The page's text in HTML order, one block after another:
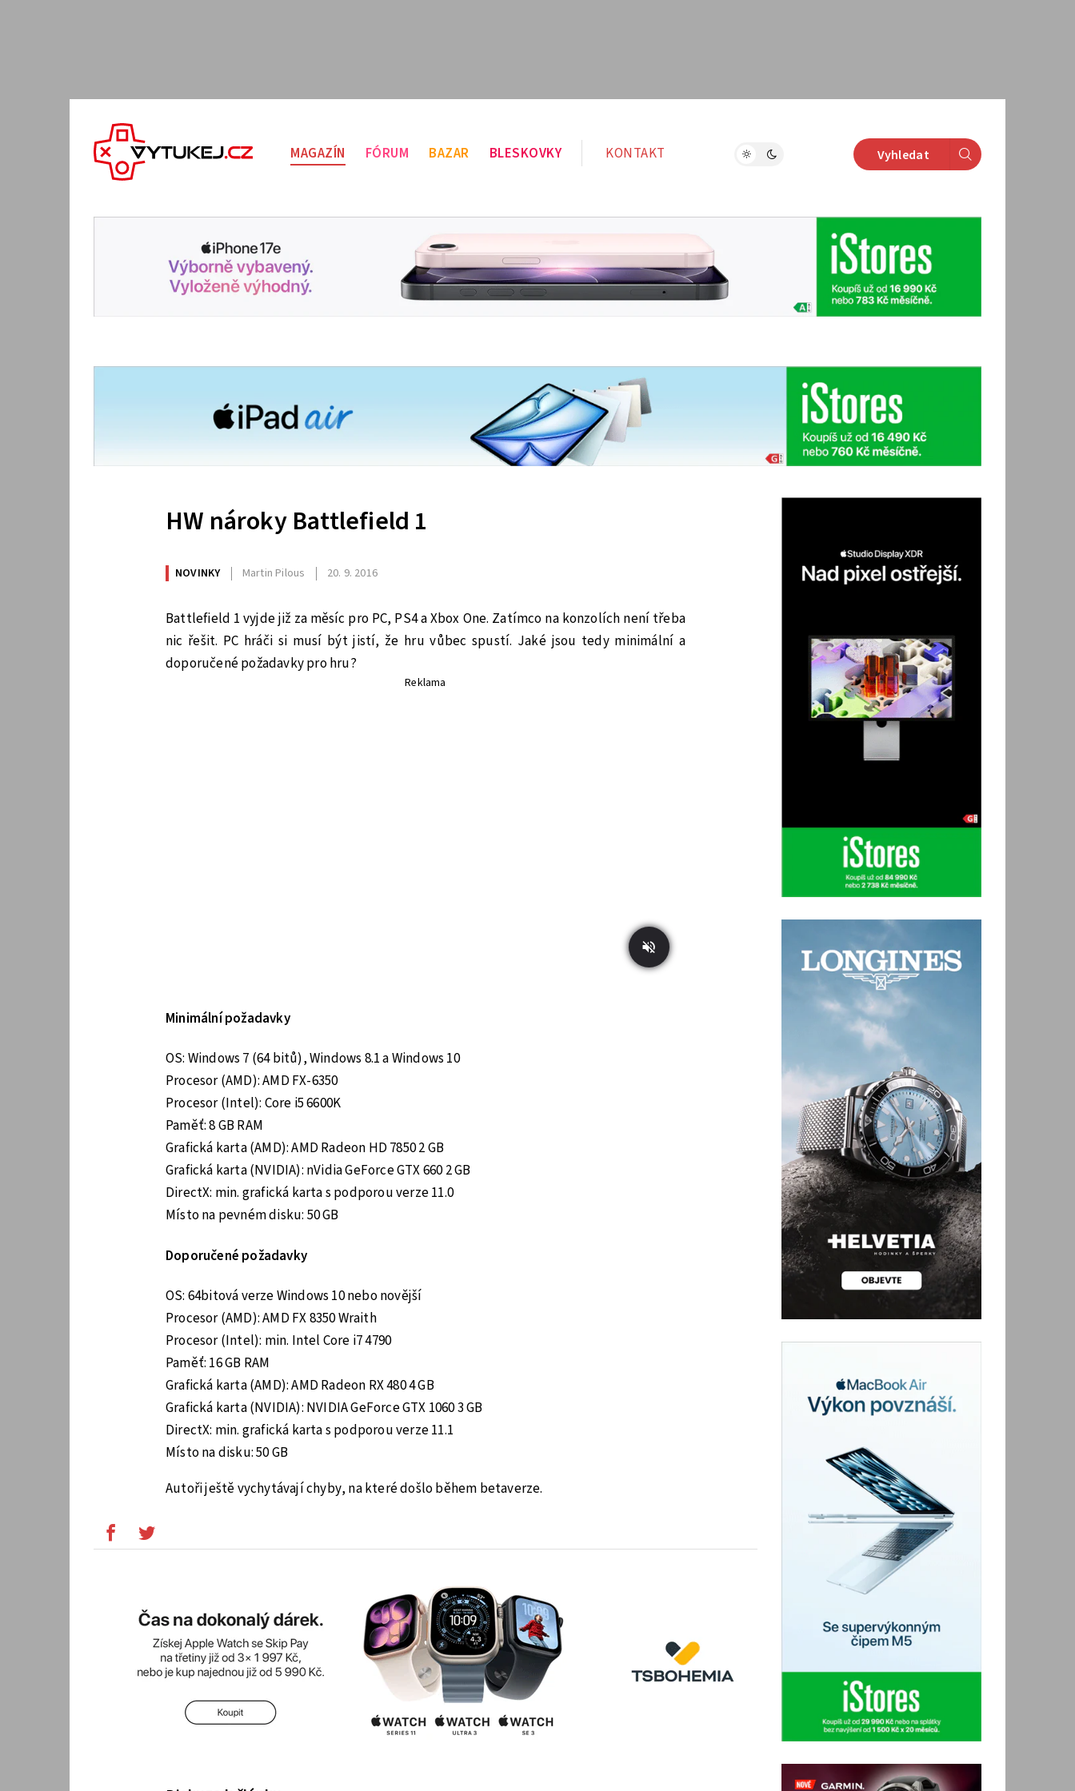
MAGAZÍN FÓRUM BAZAR BLESKOVKY KONTAKT Vyhledat
HW nároky Battlefield 1
NOVINKY Martin Pilous 20. 9. 2016
Battlefield 1 vyjde již za měsíc pro PC, PS4 a Xbox One. Zatímco na konzolích není třeba
nic řešit. PC hráči si musí být jistí, že hru vůbec spustí. Jaké jsou tedy minimální a
doporučené požadavky pro hru?
Reklama
Minimální požadavky
OS: Windows 7 (64 bitů), Windows 8.1 a Windows 10
Procesor (AMD): AMD FX-6350
Procesor (Intel): Core i5 6600K
Paměť: 8 GB RAM
Grafická karta (AMD): AMD Radeon HD 7850 2 GB
Grafická karta (NVIDIA): nVidia GeForce GTX 660 2 GB
DirectX: min. grafická karta s podporou verze 11.0
Místo na pevném disku: 50 GB
Doporučené požadavky
OS: 64bitová verze Windows 10 nebo novější
Procesor (AMD): AMD FX 8350 Wraith
Procesor (Intel): min. Intel Core i7 4790
Paměť: 16 GB RAM
Grafická karta (AMD): AMD Radeon RX 480 4 GB
Grafická karta (NVIDIA): NVIDIA GeForce GTX 1060 3 GB
DirectX: min. grafická karta s podporou verze 11.1
Místo na disku: 50 GB
Autoři ještě vychytávají chyby, na které došlo během betaverze.